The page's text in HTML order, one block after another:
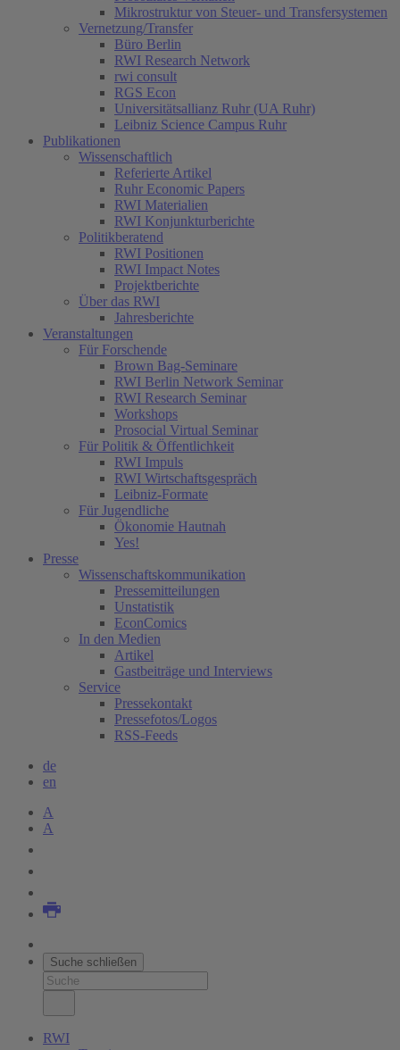
Mikrostruktur von Steuer- und Transfersystemen
Vernetzung/Transfer
Büro Berlin
RWI Research Network
rwi consult
RGS Econ
Universitätsallianz Ruhr (UA Ruhr)
Leibniz Science Campus Ruhr
Publikationen
Wissenschaftlich
Referierte Artikel
Ruhr Economic Papers
RWI Materialien
RWI Konjunkturberichte
Politikberatend
RWI Positionen
RWI Impact Notes
Projektberichte
Über das RWI
Jahresberichte
Veranstaltungen
Für Forschende
Brown Bag-Seminare
RWI Berlin Network Seminar
RWI Research Seminar
Workshops
Prosocial Virtual Seminar
Für Politik & Öffentlichkeit
RWI Impuls
RWI Wirtschaftsgespräch
Leibniz-Formate
Für Jugendliche
Ökonomie Hautnah
Yes!
Presse
Wissenschaftskommunikation
Pressemitteilungen
Unstatistik
EconComics
In den Medien
Artikel
Gastbeiträge und Interviews
Service
Pressekontakt
Pressefotos/Logos
RSS-Feeds
de
en
A
A
Suche schließen
RWI